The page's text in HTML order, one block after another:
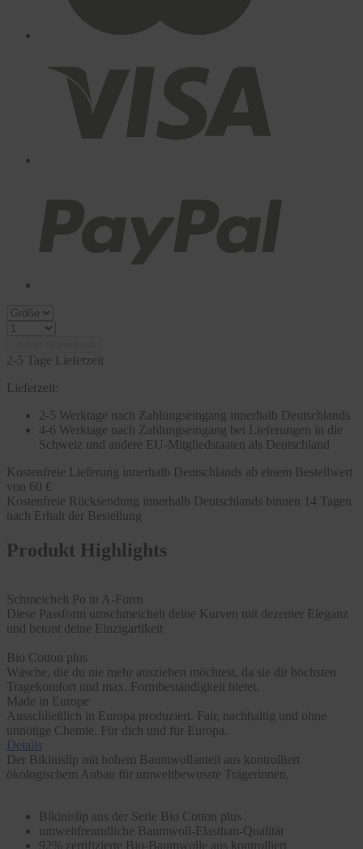
2-5 Tage Lieferzeit
Lieferzeit:
2-5 Werktage nach Zahlungseingang innerhalb Deutschlands
4-6 Werktage nach Zahlungseingang bei Lieferungen in die
Schweiz und andere EU-Mitgliedstaaten als Deutschland
Kostenfreie Lieferung innerhalb Deutschlands ab einem Bestellwert
von 60 €
Kostenfreie Rücksendung innerhalb Deutschlands binnen 14 Tagen
nach Erhalt der Bestellung
Produkt Highlights
Schmeichelt Po in A-Form
Diese Passform umschmeichelt deine Kurven mit dezenter Eleganz
und betont deine Einzigartikeit
Bio Cotton plus
Wäsche, die du nie mehr ausziehen möchtest, da sie dir höchsten
Tragekomfort und max. Formbeständigkeit bietet.
Made in Europe
Ausschließlich in Europa produziert. Fair, nachhaltig und ohne
unnötige Chemie. Für dich und für Europa.
Details
Der Bikinislip mit hohem Baumwollanteil aus kontrolliert
ökologischem Anbau für umweltbewusste Trägerinnen.
Bikinislip aus der Serie Bio Cotton plus
umweltfreundliche Baumwoll-Elasthan-Qualität
92% zertifizierte Bio-Baumwolle aus kontrolliert